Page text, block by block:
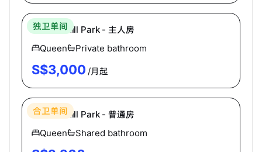
独卫单间
Holland Hill Park - 主人房
Queen
Private bathroom
S$3,000 /月起
合卫单间
Holland Hill Park - 普通房
Queen
Shared bathroom